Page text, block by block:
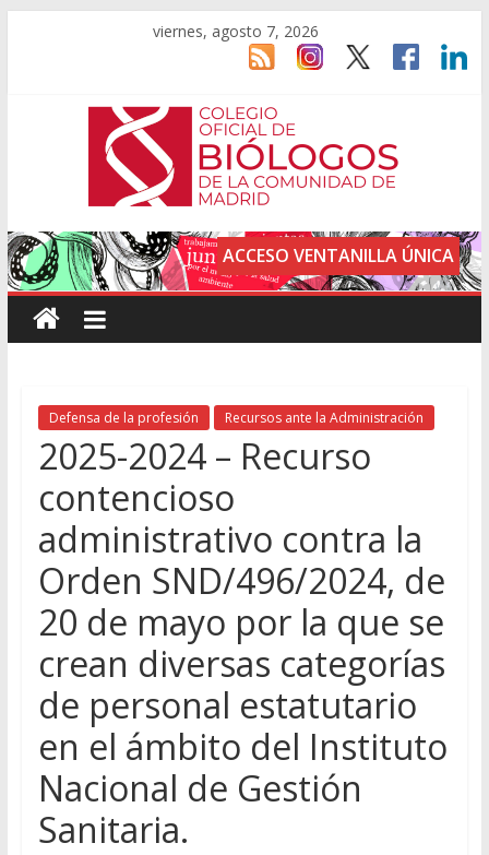
viernes, agosto 7, 2026
ACCESO VENTANILLA ÚNICA
Defensa de la profesión Recursos ante la Administración
2025-2024 – Recurso
contencioso
administrativo contra la
Orden SND/496/2024, de
20 de mayo por la que se
crean diversas categorías
de personal estatutario
en el ámbito del Instituto
Nacional de Gestión
Sanitaria.